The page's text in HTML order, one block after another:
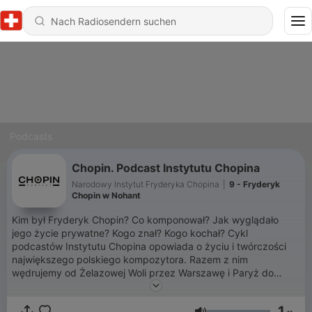
Chopin. Podcast Instytutu Chopina
Narodowy Instytut Fryderyka Chopina
9 - Fryderyk
Chopin w Nohant
Kim był Fryderyk Chopin? Co komponował? Jak wyglądało
jego życie prywatne? Kogo znał? Kogo kochał? Cykl
podcastów Instytutu Chopina opowiada o życiu i twórczości
największego polskiego kompozytora. Razem z nim
wędrujemy od Żelazowej Woli przez Warszawę i Paryż do
milionów słuchaczy na całym świecie. Oto pasjonująca